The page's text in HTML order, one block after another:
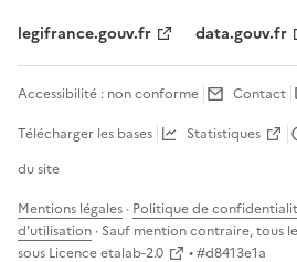
legifrance.gouv.fr
data.gouv.fr
Accessibilité : non conforme Contact
Télécharger les bases
Statistiques
du site
Mentions légales · Politique de
d'utilisation · Sauf mention contraire, tous
sous Licence etalab-2.0 • #d8413e1a